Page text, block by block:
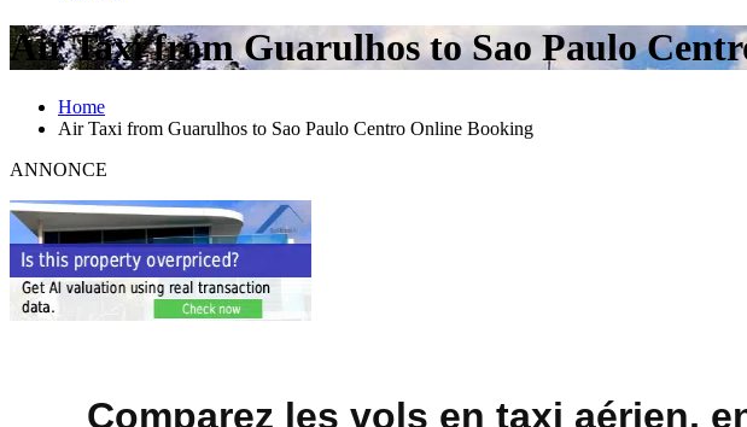
Air Taxi from Guarulhos to Sao Paulo
Home
Air Taxi from Guarulhos to Sao Paulo Centro Online Booking
ANNONCE
Comparez les vols en taxi aérien,